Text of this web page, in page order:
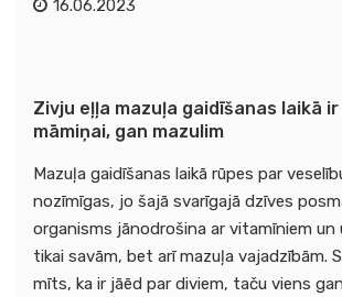
16.06.2023
Zivju eļļa mazuļa gaidīšanas laikā
māmiņai, gan mazulim
Mazuļa gaidīšanas laikā rūpes par
nozīmīgas, jo šajā svarīgajā dzīves
organisms jānodrošina ar vitamīniem un
tikai savām, bet arī mazuļa vajadzībām.
mīts, ka ir jāēd par diviem, taču viens